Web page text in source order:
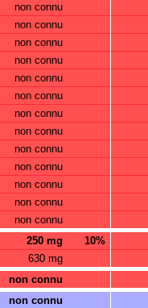
non connu
non connu
non connu
non connu
non connu
non connu
non connu
non connu
non connu
non connu
non connu
non connu
non connu
250 mg
10%
630 mg
non connu
non connu